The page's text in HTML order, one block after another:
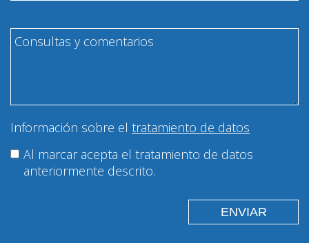
Información sobre el tratamiento de datos
Al marcar acepta el tratamiento de datos
anteriormente descrito.